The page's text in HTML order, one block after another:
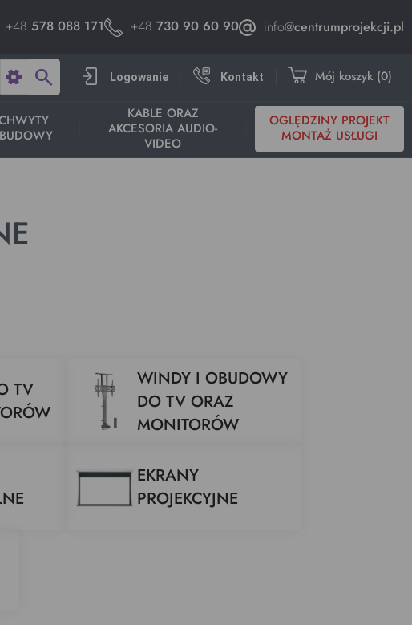
+48 578 088 171 +48 730 90 60 90 info@centrumprojekcji.pl
search Logowanie Kontakt Mój koszyk 0
KABLE ORAZ
AKCESORIA AUDIO-
VIDEO
OGLĘDZINY PROJEKT
MONTAŻ USŁUGI
TV
WINDY I OBUDOWY
DO TV ORAZ
MONITORÓW
EKRANY
PROJEKCYJNE